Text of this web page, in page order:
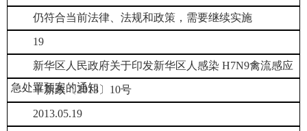
仍符合当前法律、法规和政策，需要继续实施
19
新华区人民政府关于印发新华区人感染 H7N9禽流感应
急处置预案的通知
平新政〔2013〕10号
2013.05.19